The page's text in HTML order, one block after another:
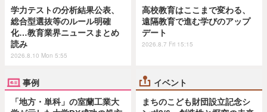
学力テストの分析結果公表、
総合型選抜等のルール明確
化…教育業界ニュースまとめ
読み
2026.8.10 Mon 5:55
高校教育はここまで変わる、
遠隔教育で進む学びのアップ
デート
2026.8.7 Fri 15:15
事例
「地方・単科」の室蘭工業大
イベント
まちのこども財団設立記念シ